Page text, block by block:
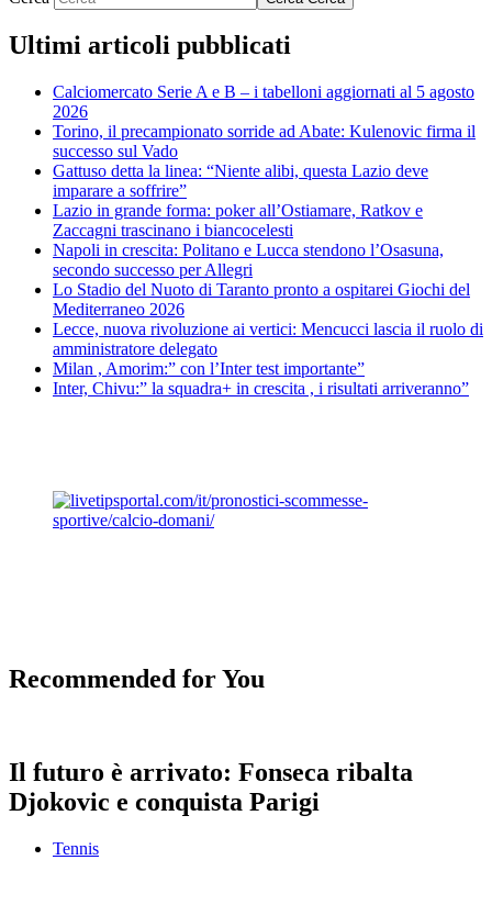
Ultimi articoli pubblicati
Calciomercato Serie A e B – i tabelloni aggiornati al 5 agosto
2026
Torino, il precampionato sorride ad Abate: Kulenovic firma il
successo sul Vado
Gattuso detta la linea: “Niente alibi, questa Lazio deve
imparare a soffrire”
Lazio in grande forma: poker all’Ostiamare, Ratkov e
Zaccagni trascinano i biancocelesti
Napoli in crescita: Politano e Lucca stendono l’Osasuna,
secondo successo per Allegri
Lo Stadio del Nuoto di Taranto pronto a ospitarei Giochi del
Mediterraneo 2026
Lecce, nuova rivoluzione ai vertici: Mencucci lascia il ruolo di
amministratore delegato
Milan , Amorim:” con l’Inter test importante”
Inter, Chivu:” la squadra+ in crescita , i risultati arriveranno”
Recommended for You
Il futuro è arrivato: Fonseca ribalta
Djokovic e conquista Parigi
Tennis